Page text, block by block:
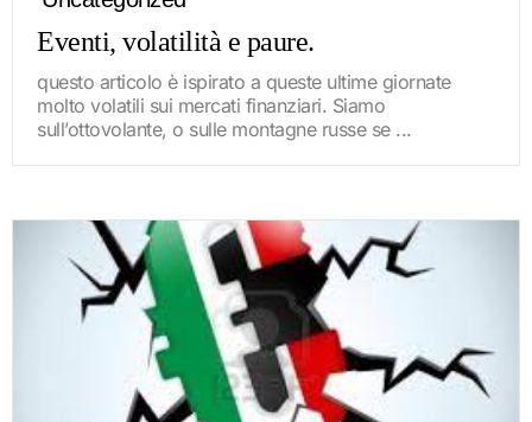
Eventi, volatilità e paure.
questo articolo è ispirato a queste ultime giornate
molto volatili sui mercati finanziari. Siamo
sull’ottovolante, o sulle montagne russe se ...